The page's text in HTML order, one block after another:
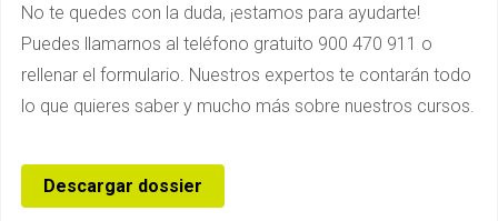
No te quedes con la duda, ¡estamos para ayudarte!
Puedes llamarnos al teléfono gratuito 900 470 911 o
rellenar el formulario. Nuestros expertos te contarán todo
lo que quieres saber y mucho más sobre nuestros cursos.
Descargar dossier